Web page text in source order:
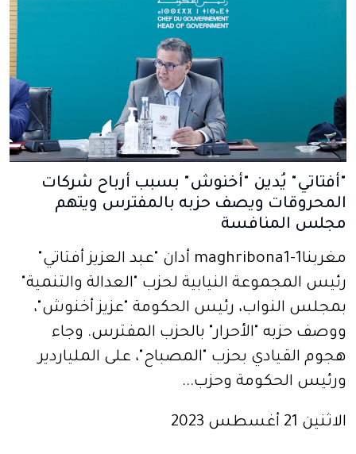
"أفتاتي" يُدين "أخنوش" بسبب أرباح شركات
المحروقات ويصف حزبه بالمفترس ويتهم
مجلس المنافسة
مغربنا1-maghribona1 أدان "عبد العزيز أفتاتي"
رئيس المجموعة النيابية لحزب "العدالة والتنمية"
بمجلس النواب، رئيس الحكومة "عزيز أخنوش"،
ووصف حزبه "الأحرار" بالحزب المفترس. وجاء
هجوم القيادي بحزب "المصباح"، على الملياردير
ورئيس الحكومة وحزب...
الاثنين 21 أغسطس 2023